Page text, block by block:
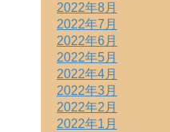
2022年8月
2022年7月
2022年6月
2022年5月
2022年4月
2022年3月
2022年2月
2022年1月